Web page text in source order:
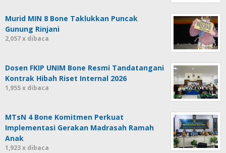
Murid MIN 8 Bone Taklukkan Puncak
Gunung Rinjani
2,057 x dibaca
Dosen FKIP UNIM Bone Resmi Tandatangani
Kontrak Hibah Riset Internal 2026
1,955 x dibaca
MTsN 4 Bone Komitmen Perkuat
Implementasi Gerakan Madrasah Ramah
Anak
1,923 x dibaca